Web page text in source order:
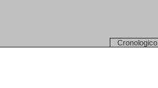
Cronologico